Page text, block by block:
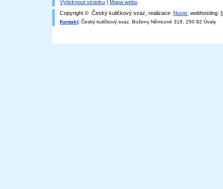
Vytisknout stránku
Mapa webu
Copyright © Český kuličkový svaz, realizace: Nuvio , webhosting:
Kontakt: Český kuličkový svaz, Boženy Němcové 318, 250 82 Úvaly